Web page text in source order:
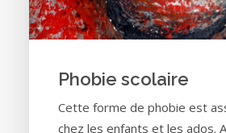
Phobie scolaire
Cette forme de phobie est
chez les enfants et les ados.